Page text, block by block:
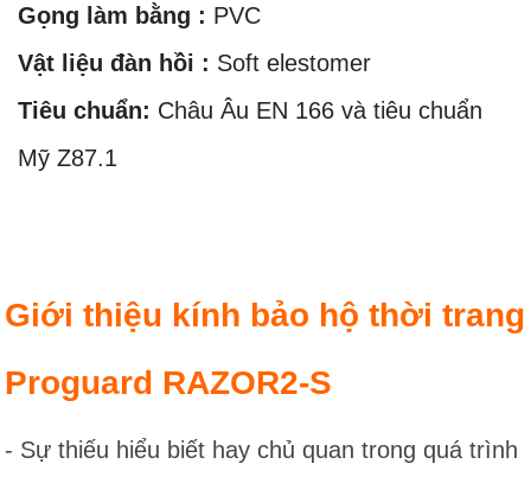
Gọng làm bằng : PVC
Vật liệu đàn hồi : Soft elestomer
Tiêu chuẩn: Châu Âu EN 166 và tiêu chuẩn
Mỹ Z87.1
Giới thiệu kính bảo hộ thời trang
Proguard RAZOR2-S
- Sự thiếu hiểu biết hay chủ quan trong quá trình